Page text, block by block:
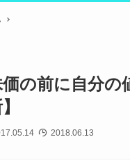
の前に自分の
2018.06.13